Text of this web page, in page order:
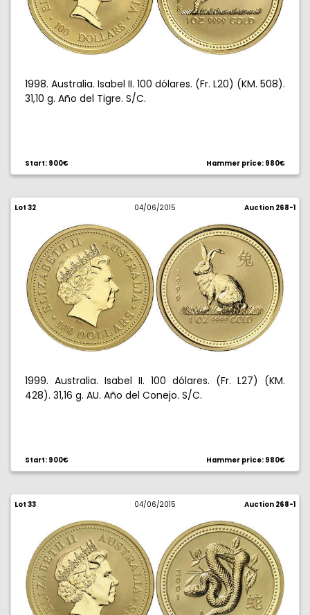
1998. Australia. Isabel II. 100 dólares. (Fr. L20) (KM. 508).
31,10 g. Año del Tigre. S/C.
Start: 900€ Hammer price: 980€
Lot 32 04/06/2015 Auction 268-1
1999. Australia. Isabel II. 100 dólares. (Fr. L27) (KM.
428). 31,16 g. AU. Año del Conejo. S/C.
Start: 900€ Hammer price: 980€
Lot 33 04/06/2015 Auction 268-1